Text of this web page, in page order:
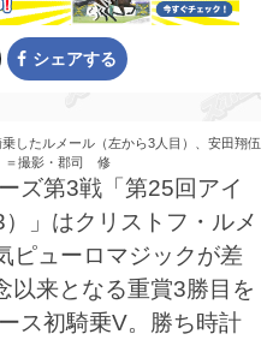
シェアする
したルメール（左から3人目）、安田翔伍
＝撮影・郡司 修
ズ第3戦「第25回アイ
」はクリストフ・ルメ
ピューロマジックが差
以来となる重賞3勝目を
ス初騎乗V。勝ち時計